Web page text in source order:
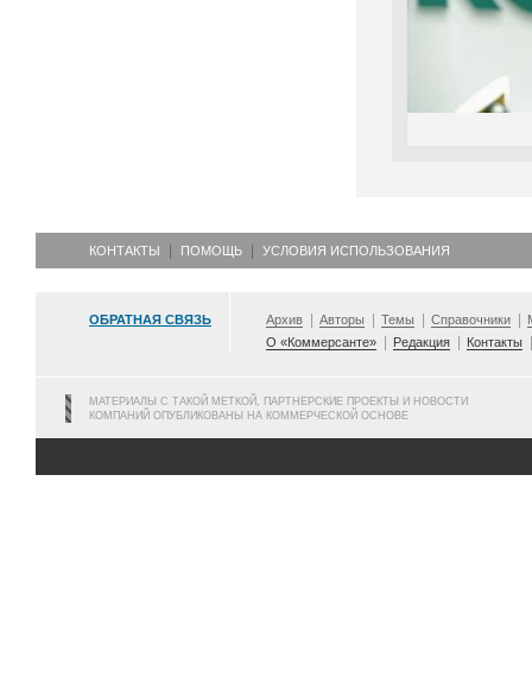
КОНТАКТЫ ПОМОЩЬ УСЛОВИЯ ИСПОЛЬЗОВАНИЯ
ОБРАТНАЯ СВЯЗЬ Архив Авторы Темы Справочники
О «Коммерсанте»
Редакция Контакты
МАТЕРИАЛЫ С ТАКОЙ МЕТКОЙ, ПАРТНЕРСКИЕ ПРОЕКТЫ И НОВОСТИ
КОМПАНИЙ ОПУБЛИКОВАНЫ НА КОММЕРЧЕСКОЙ ОСНОВЕ